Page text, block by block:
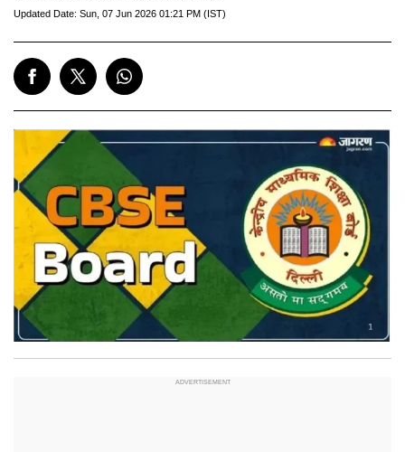
Updated Date: Sun, 07 Jun 2026 01:21 PM (IST)